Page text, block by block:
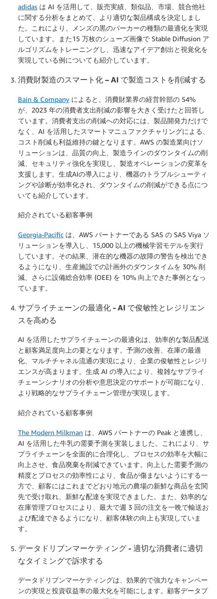
adidas は AI を活用して、販売実績、類似品、市場、競合他社
に関する分析をまとめて、より適切な製品構成を決定しまし
た。これにより、メンズの黒のパーカーの種類の最適化を実現
しています。また15 万枚のシューズ画像で Stable Diffusion ア
ルゴリズムをトレーニングし、迅速なアイデア創出と視覚化を
実現している例についても紹介しています。
消費財製造のスマート化 – AI で製造コストを削減する
Bain & Company によると、消費財業界の経営幹部の 54%
が、2023 年の消費者支出削減の影響を大きく受けたと回答し
ています。消費者支出の削減への対応には、製品開発力だけで
なく、AI を活用したスマートマニュファクチャリングによる、
コスト削減も利益維持の鍵となります。AWS の製造業向けソ
リューションは、品質の向上、製造ラインのダウンタイムの削
減、セキュリティ強化を実現し、製造オペレーションの変革を
支援します。生成AIの導入により、機器のトラブルシューティ
ングや診断が効率化され、ダウンタイムの削減ができる点につ
いても紹介しています。
紹介されている顧客事例
Georgia-Pacific は、AWS パートナーである SAS の SAS Viya ソ
リューションを導入し、15,000 以上の機械学習モデルを実行
しています。その結果、潜在的な機器の故障の警告を検出でき
るようになり、生産施設での計画外のダウンタイムを 30% 削
減、さらに設備総合効率 (OEE) を 10% 向上できた事例となっ
ています。
サプライチェーンの最適化 ‐ AI で俊敏性とレジリエン
スを高める
AI を活用したサプライチェーンの最適化は、効率的な製品配送
と顧客満足度向上の要となります。予測の改善、在庫の最適
化、マルチチャネル流通の実現により、企業の俊敏性とレジリ
エンスが高まります。生成 AI の導入により、複雑なサプライ
チェーンシナリオの分析や意思決定のサポートが可能になり、
より戦略的なサプライチェーン管理が実現します。
紹介されている顧客事例
The Modern Milkman は、AWS パートナーの Peak と連携し、
AI を活用した牛乳の需要予測を実装しました。これにより、サ
プライチェーンを全面的に合理化し、プロセスの効率を大幅に
向上させ、食品廃棄を削減できています。向上した需要予測の
精度とプロセスの効率性により、食品が傷まないようにする一
方で、顧客にはこれまでどおり地元の農場の新鮮な商品を玄関
先で受け取れ、新鮮な配達を実現できました。また、効率的な
在庫管理プロセスにより、最大で週 3 回の注文を一晩で輸送お
よび配達できるようになり、顧客体験の向上も実現していま
す。
データドリブンマーケティング ‐ 適切な消費者に適切
なタイミングで訴求する
データドリブンマーケティングは、効果的で強力なキャンペー
ンの実現と投資収益率の最大化を可能にします。顧客データプ